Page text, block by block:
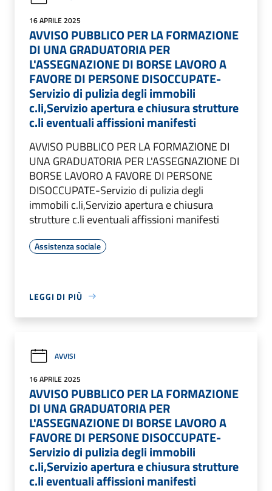
16 APRILE 2025
AVVISO PUBBLICO PER LA FORMAZIONE
DI UNA GRADUATORIA PER
L'ASSEGNAZIONE DI BORSE LAVORO A
FAVORE DI PERSONE DISOCCUPATE-
Servizio di pulizia degli immobili
c.li,Servizio apertura e chiusura strutture
c.li eventuali affissioni manifesti
AVVISO PUBBLICO PER LA FORMAZIONE DI
UNA GRADUATORIA PER L'ASSEGNAZIONE DI
BORSE LAVORO A FAVORE DI PERSONE
DISOCCUPATE-Servizio di pulizia degli
immobili c.li,Servizio apertura e chiusura
strutture c.li eventuali affissioni manifesti
Assistenza sociale
LEGGI DI PIÙ
AVVISI
16 APRILE 2025
AVVISO PUBBLICO PER LA FORMAZIONE
DI UNA GRADUATORIA PER
L'ASSEGNAZIONE DI BORSE LAVORO A
FAVORE DI PERSONE DISOCCUPATE-
Servizio di pulizia degli immobili
c.li,Servizio apertura e chiusura strutture
c.li eventuali affissioni manifesti